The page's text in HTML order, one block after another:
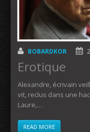
BOBARDKOR
Erotique
Alexandre, écrivain
vit, reclus dans une
Laure,…
READ MORE